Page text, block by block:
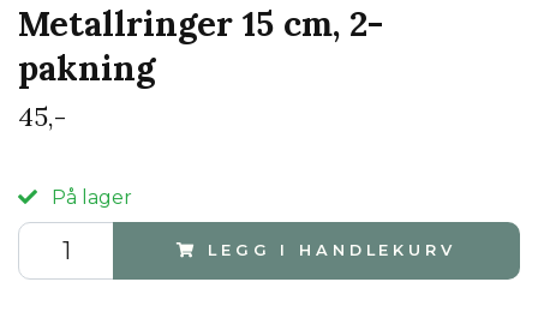
Metallringer 15 cm, 2-
pakning
45,-
På lager
LEGG I HANDLEKURV